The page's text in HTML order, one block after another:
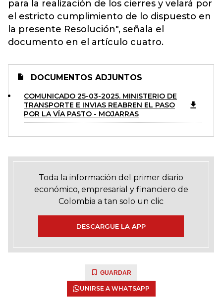
para la realización de los cierres y velará por
el estricto cumplimiento de lo dispuesto en
la presente Resolución", señala el
documento en el artículo cuatro.
DOCUMENTOS ADJUNTOS
COMUNICADO 25-03-2025. MINISTERIO DE
TRANSPORTE E INVIAS REABREN EL PASO
POR LA VÍA PASTO - MOJARRAS
Toda la información del primer diario
económico, empresarial y financiero de
Colombia a tan solo un clic
DESCARGUE LA APP
GUARDAR
UNIRSE A WHATSAPP